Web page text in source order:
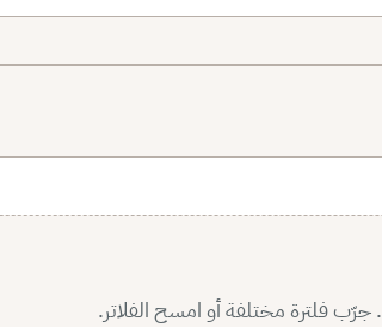
جرّب فلترة مختلفة أو امسح الفلاتر.